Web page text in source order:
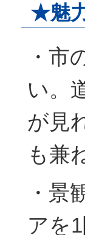
★魅
・市
い。
が見
も兼
・景
アを